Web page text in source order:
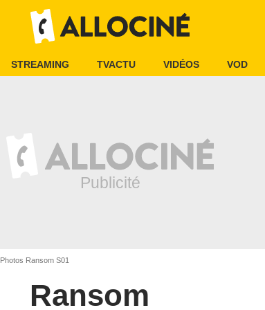
STREAMING TVACTU VIDÉOS VOD
Photos Ransom S01
Ransom